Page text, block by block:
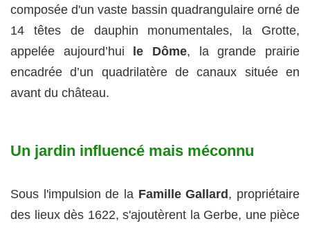
composée d'un vaste bassin quadrangulaire orné de
14 têtes de dauphin monumentales, la Grotte,
appelée aujourd’hui le Dôme, la grande prairie
encadrée d’un quadrilatère de canaux située en
avant du château.
Un jardin influencé mais méconnu
Sous l'impulsion de la Famille Gallard , propriétaire
des lieux dès 1622, s'ajoutèrent la Gerbe, une pièce